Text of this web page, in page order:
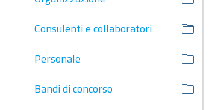
Consulenti e collaboratori
Personale
Bandi di concorso